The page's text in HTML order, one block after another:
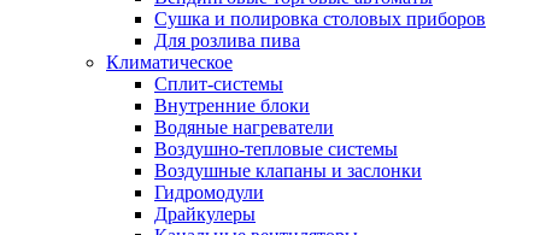
Сушка и полировка столовых приборов
Для розлива пива
Климатическое
Сплит-системы
Внутренние блоки
Водяные нагреватели
Воздушно-тепловые системы
Воздушные клапаны и заслонки
Гидромодули
Драйкулеры